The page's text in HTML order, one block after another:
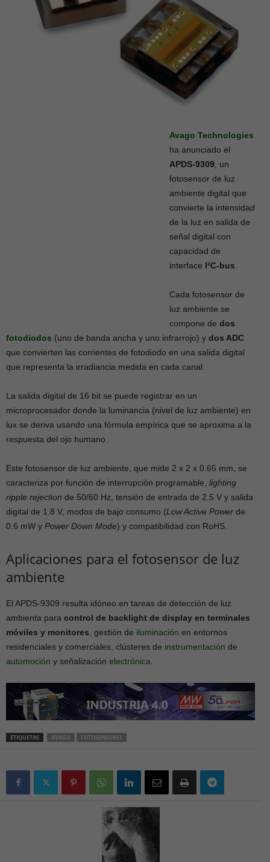
Avago Technologies
ha anunciado el
APDS-9309 , un
fotosensor de luz
ambiente digital que
convierte la intensidad
de la luz en salida de
señal digital con
capacidad de
interface I²C-bus
Cada fotosensor de
luz ambiente se
compone de dos
fotodiodos (uno de banda ancha y uno infrarrojo) y dos ADC
que convierten las corrientes de fotodiodo en una salida digital
que representa la irradiancia medida en cada canal.
La salida digital de 16 bit se puede registrar en un
microprocesador donde la luminancia (nivel de luz ambiente) en
lux se deriva usando una fórmula empírica que se aproxima a la
respuesta del ojo humano.
Este fotosensor de luz ambiente, que mide 2 x 2 x 0.65 mm, se
caracteriza por función de interrupción programable, lighting
ripple rejection de 50/60 Hz, tensión de entrada de 2.5 V y salida
digital de 1.8 V, modos de bajo consumo (Low Active Power de
0.6 mW y Power Down Mode) y compatibilidad con RoHS.
Aplicaciones para el fotosensor de luz
ambiente
El APDS-9309 resulta idóneo en tareas de detección de luz
ambienta para control de backlight de display en terminales
móviles y monitores , gestión de iluminación en entornos
residenciales y comerciales, clústeres de instrumentación de
automoción y señalización electrónica
ETIQUETAS AVAGO FOTOSENSORES